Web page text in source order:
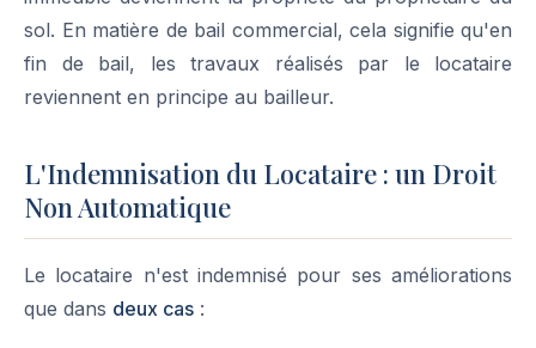
sol. En matière de bail commercial, cela signifie qu'en
fin de bail, les travaux réalisés par le locataire
reviennent en principe au bailleur.
L'Indemnisation du Locataire : un Droit
Non Automatique
Le locataire n'est indemnisé pour ses améliorations
que dans deux cas :